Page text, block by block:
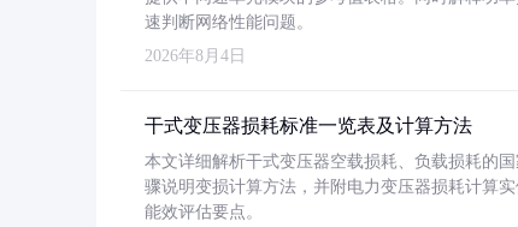
速判断网络性能问题。
2026年8月4日
干式变压器损耗标准一览表及计算方法
本文详细解析干式变压器空载损耗、负载损耗的
骤说明变损计算方法，并附电力变压器损耗计算
能效评估要点。